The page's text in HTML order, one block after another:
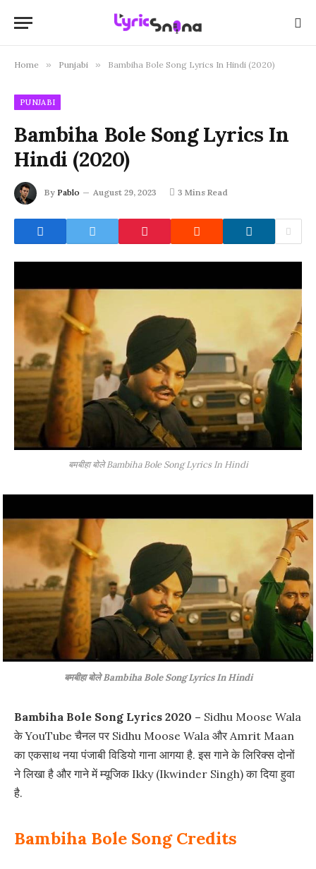
Home » Punjabi » Bambiha Bole Song Lyrics In Hindi (2020)
PUNJABI
Bambiha Bole Song Lyrics In
Hindi (2020)
By Pablo August 29, 2023 3 Mins Read
बमबीहा बोले Bambiha Bole Song Lyrics In Hindi
बमबीहा बोले Bambiha Bole Song Lyrics In Hindi
Bambiha Bole Song Lyrics 2020 – Sidhu Moose Wala
के YouTube चैनल पर Sidhu Moose Wala और Amrit Maan
का एकसाथ नया पंजाबी विडियो गाना आगया है. इस गाने के लिरिक्स दोनों
ने लिखा है और गाने में म्यूजिक Ikky (Ikwinder Singh) का दिया हुवा
है.
Bambiha Bole Song Credits